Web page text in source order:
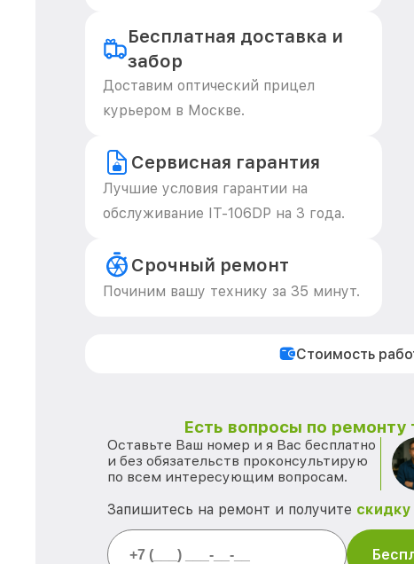
Бесплатная доставка и
забор
Доставим оптический прицел
курьером в Москве.
Сервисная гарантия
Лучшие условия гарантии на
обслуживание IT-106DP на 3 года.
Срочный ремонт
Починим вашу технику за 35 минут.
Стоимость
Есть вопросы по ремонту
Оставьте Ваш номер и я Вас бесплатно
и без обязательств проконсультирую
по всем интересующим вопросам.
Запишитесь на ремонт и получите скидку